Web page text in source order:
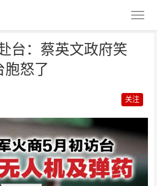
台：蔡英文政府笑
怒了
关注
：蔡英文政府